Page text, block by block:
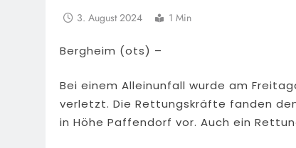
3. August 2024 1 Min
Bergheim (ots) –
Bei einem Alleinunfall wurde am
verletzt. Die Rettungskräfte fanden
in Höhe Paffendorf vor. Auch ein